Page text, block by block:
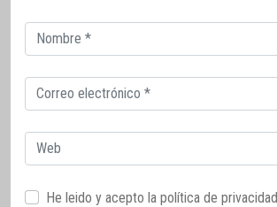
Correo
electrónico
Correo
electrónico
Web
He leido y acepto la política de privacidad